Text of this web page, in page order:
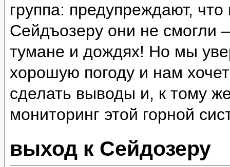
группа: предупреждают,
Сейдъозеру они не смогли
тумане и дождях! Но мы
хорошую погоду и нам
сделать выводы и, к тому
мониторинг этой горной
выход к Сейдозеру